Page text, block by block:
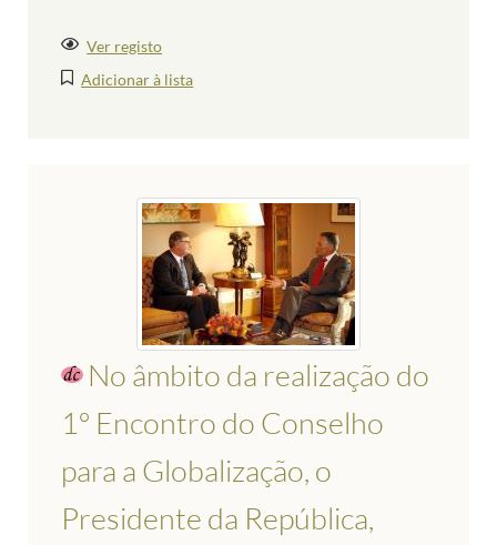
Ver registo
Adicionar à lista
No âmbito da realização do
1º Encontro do Conselho
para a Globalização, o
Presidente da República,